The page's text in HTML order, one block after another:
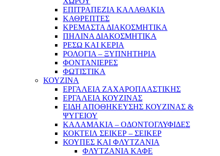
ΕΠΙΤΡΑΠΕΖΙΑ ΚΑΛΑΘΑΚΙΑ
ΚΑΘΡΕΠΤΕΣ
ΚΡΕΜΑΣΤΑ ΔΙΑΚΟΣΜΗΤΙΚΑ
ΠΗΛΙΝΑ ΔΙΑΚΟΣΜΗΤΙΚΑ
ΡΕΣΩ ΚΑΙ ΚΕΡΙΑ
ΡΟΛΟΓΙΑ – ΞΥΠΝΗΤΗΡΙΑ
ΦΟΝΤΑΝΙΕΡΕΣ
ΦΩΤΙΣΤΙΚΑ
ΚΟΥΖΙΝΑ
ΕΡΓΑΛΕΙΑ ΖΑΧΑΡΟΠΛΑΣΤΙΚΗΣ
ΕΡΓΑΛΕΙΑ ΚΟΥΖΙΝΑΣ
ΕΙΔΗ ΑΠΟΘΗΚΕΥΣΗΣ ΚΟΥΖΙΝΑΣ &
ΨΥΓΕΙΟΥ
ΚΑΛΑΜΑΚΙΑ – ΟΔΟΝΤΟΓΛΥΦΙΔΕΣ
ΚΟΚΤΕΙΛ ΣΕΙΚΕΡ – ΣΕΙΚΕΡ
ΚΟΥΠΕΣ ΚΑΙ ΦΛΥΤΖΑΝΙΑ
ΦΛΥΤΖΑΝΙΑ ΚΑΦΕ